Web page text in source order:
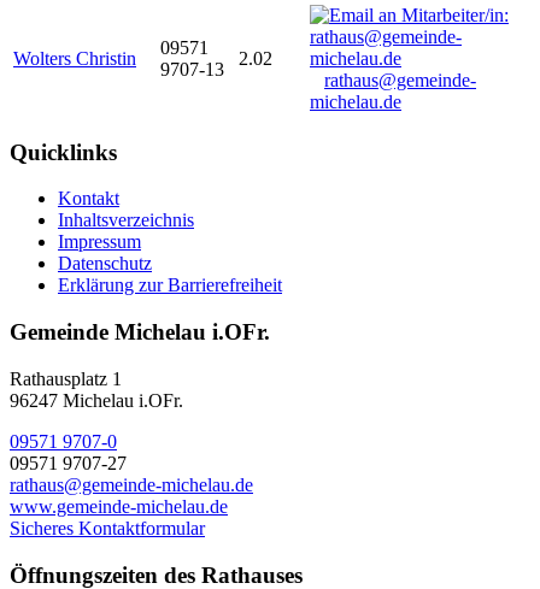
Wolters Christin
09571
9707-13
2.02
rathaus@gemeinde-
michelau.de
Quicklinks
Kontakt
Inhaltsverzeichnis
Impressum
Datenschutz
Erklärung zur Barrierefreiheit
Gemeinde Michelau i.OFr.
Rathausplatz 1
96247 Michelau i.OFr.
09571 9707-0
09571 9707-27
rathaus@gemeinde-michelau.de
www.gemeinde-michelau.de
Sicheres Kontaktformular
Öffnungszeiten des Rathauses